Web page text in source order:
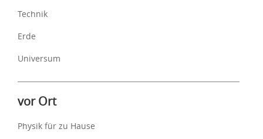
Technik
Erde
Universum
vor Ort
Physik für zu Hause